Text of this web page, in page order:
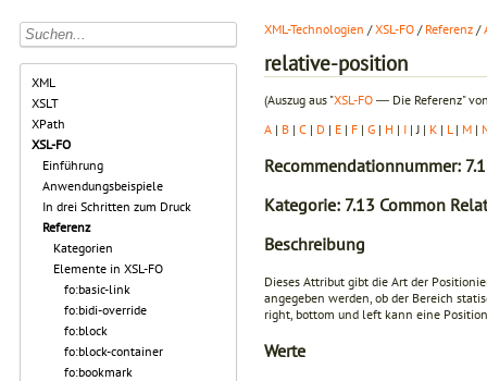
XML
XSLT
XPath
XSL-FO
Einführung
Anwendungsbeispiele
In drei Schritten zum Druck
Referenz
Kategorien
Elemente in XSL-FO
fo:basic-link
fo:bidi-override
fo:block
fo:block-container
fo:bookmark
XML-Technologien /XSL-FO / Referenz /
relative-position
(Auszug aus "XSL-FO ― Die Referenz"
A | B | C | D | E | F | G | H | I | J | K | L | M |
Recommendationnummer:
Kategorie: 7.13 Common
Beschreibung
Dieses Attribut gibt die Art der
angegeben werden, ob der Bereich
right bottom und left kann eine
Werte